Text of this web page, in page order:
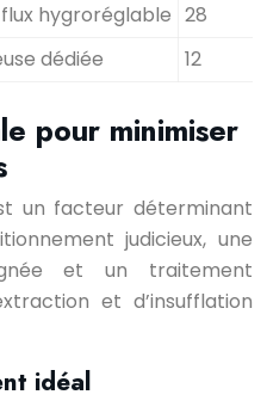
hygroréglable 28
dédiée 12
pour minimiser
un facteur déterminant
judicieux, une
et un traitement
et d’insufflation
idéal